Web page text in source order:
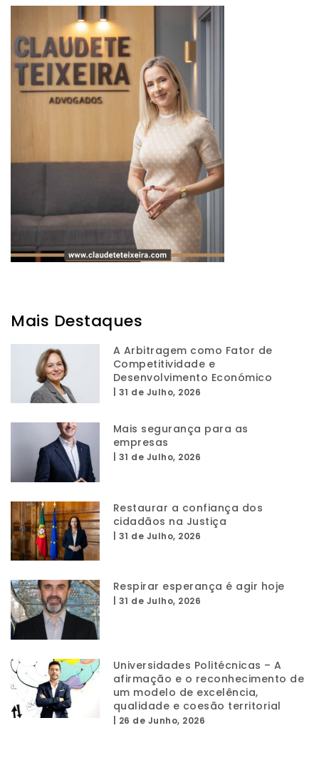
Mais Destaques
A Arbitragem como Fator de
Competitividade e
Desenvolvimento Económico
31 de Julho, 2026
Mais segurança para as
empresas
31 de Julho, 2026
Restaurar a confiança dos
cidadãos na Justiça
31 de Julho, 2026
Respirar esperança é agir hoje
31 de Julho, 2026
Universidades Politécnicas – A
afirmação e o reconhecimento de
um modelo de excelência,
qualidade e coesão territorial
26 de Junho, 2026